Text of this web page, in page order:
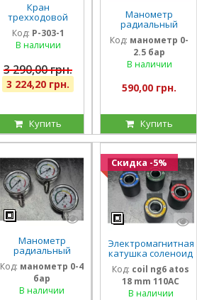
Кран
трехходовой
гидравлический
Badestnost G1
1″, 350 бар, 180
дивертор
Код: P-303-1
В наличии
3 290,00 грн.
3 224,20 грн.
Купить
Манометр
радиальный
глицириновый
виброустойчивый
63мм 0-2,5 Бар
Италия
Код: манометр 0-
2.5 бар
В наличии
590,00 грн.
Купить
Манометр
радиальный
глицириновый
виброустойчивый
63мм 0-4 Бар
Италия
Код: манометр 0-4
бар
В наличии
Скидка -5%
Электромагнитная
катушка соленоид
Atos 110 Вольт
внутренний
диаметр 18мм
длина 40 мм
Код: coil ng6 atos
18 mm 110AC
В наличии